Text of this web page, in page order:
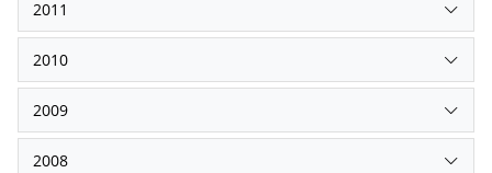
2011
2010
2009
2008